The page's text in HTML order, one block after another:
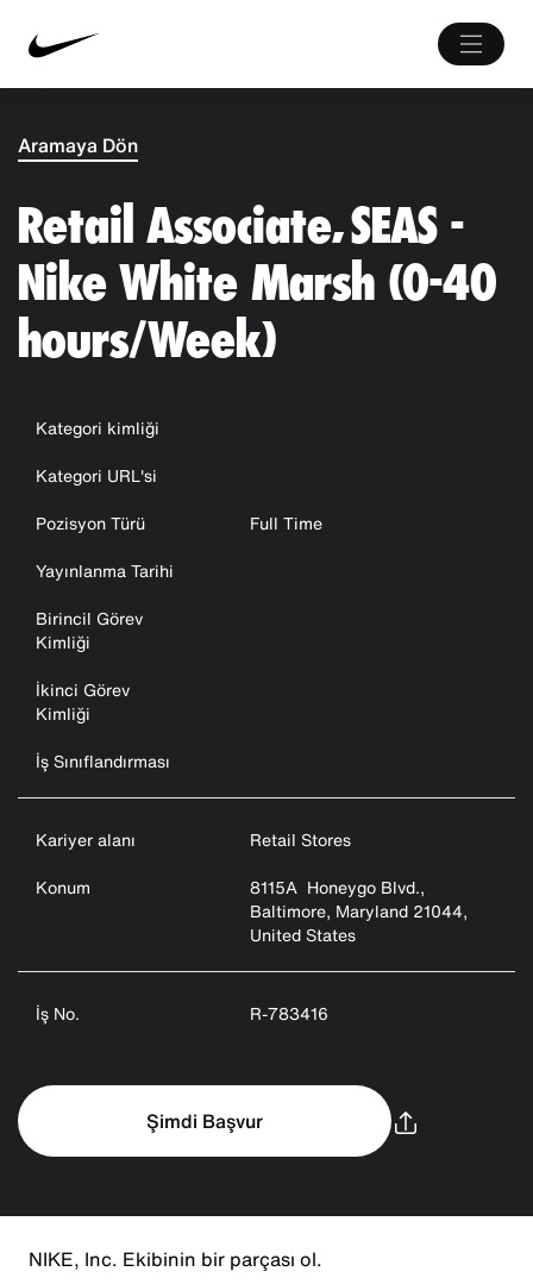
Aramaya Dön
Retail Associate, SEAS -
Nike White Marsh (0-40
hours/Week)
Kategori kimliği
Kategori URL'si
Pozisyon Türü
Full Time
Yayınlanma Tarihi
Birincil Görev
Kimliği
İkinci Görev
Kimliği
İş Sınıflandırması
Kariyer alanı
Retail Stores
Konum
8115A Honeygo Blvd.,
Baltimore, Maryland 21044,
United States
İş No. R-783416
Şimdi Başvur
NIKE, Inc. Ekibinin bir parçası ol.